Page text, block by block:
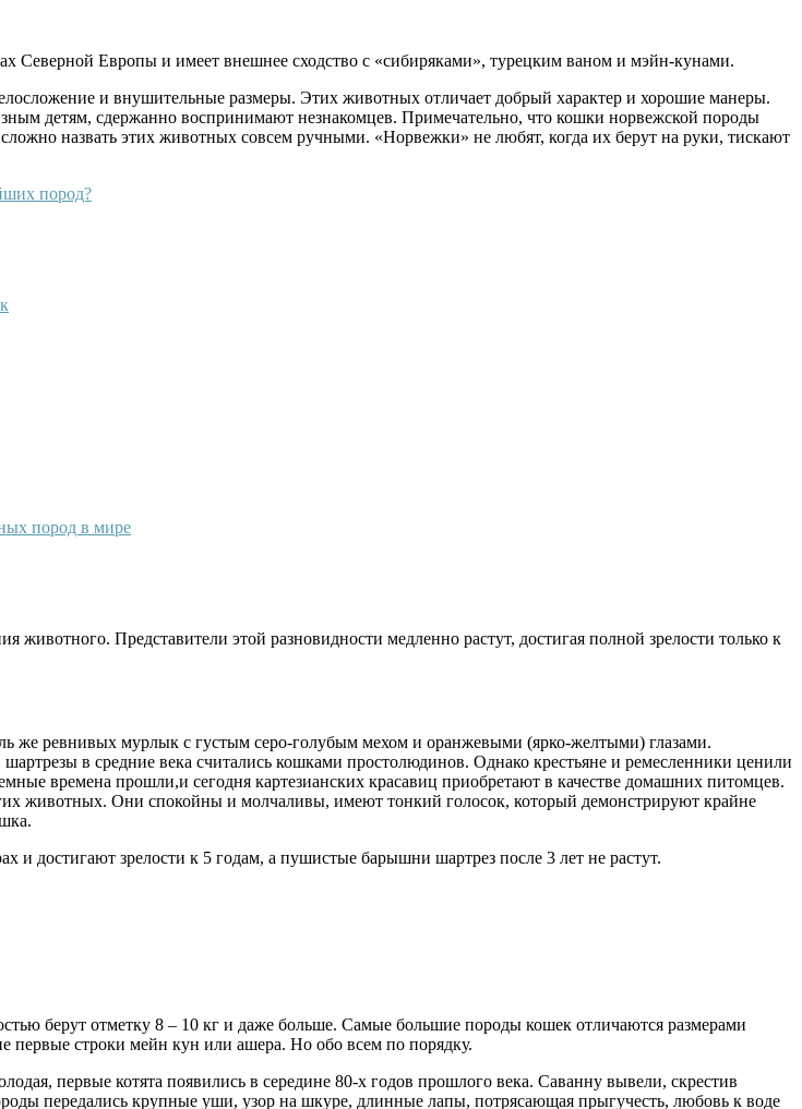
Северной Европы и имеет внешнее сходство с «сибиряками», турецким ваном и мэйн-кунами.
и внушительные размеры. Этих животных отличает добрый характер и хорошие манеры.
детям, сдержанно воспринимают незнакомцев. Примечательно, что кошки норвежской породы
назвать этих животных совсем ручными. «Норвежки» не любят, когда их берут на руки, тискают
Представители этой разновидности медленно растут, достигая полной зрелости только к
же ревнивых мурлык с густым серо-голубым мехом и оранжевыми (ярко-желтыми) глазами.
в средние века считались кошками простолюдинов. Однако крестьяне и ремесленники ценили
времена прошли,и сегодня картезианских красавиц приобретают в качестве домашних питомцев.
животных. Они спокойны и молчаливы, имеют тонкий голосок, который демонстрируют крайне
и достигают зрелости к 5 годам, а пушистые барышни шартрез после 3 лет не растут.
берут отметку 8 – 10 кг и даже больше. Самые большие породы кошек отличаются размерами
строки мейн кун или ашера. Но обо всем по порядку.
первые котята появились в середине 80-х годов прошлого века. Саванну вывели, скрестив
передались крупные уши, узор на шкуре, длинные лапы, потрясающая прыгучесть, любовь к воде